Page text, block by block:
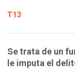
T13
Se trata de un
le imputa el